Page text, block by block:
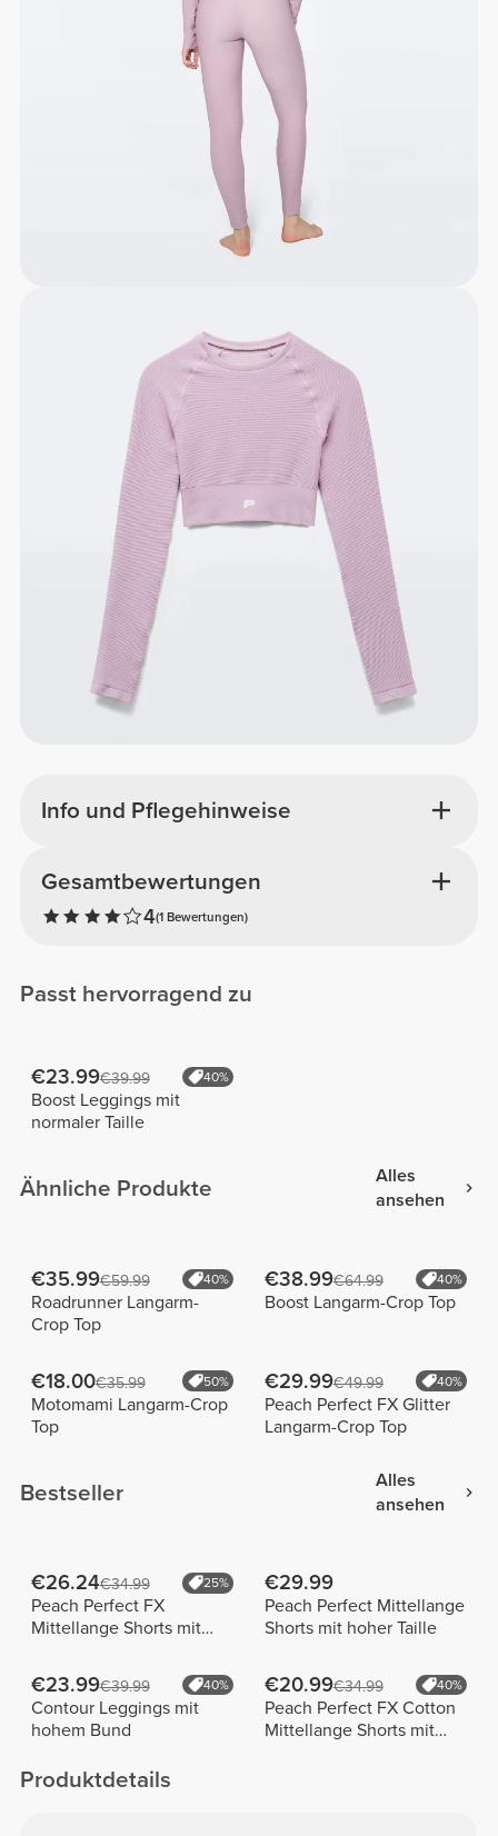
Info und Pflegehinweise
Gesamtbewertungen
4(1 Bewertungen)
Passt hervorragend zu
€23.99€39.99 40%
Boost Leggings mit
normaler Taille
Ähnliche Produkte
Alles
ansehen
€35.99€59.99 40%
Roadrunner Langarm-
Crop Top
€38.99€64.99 40%
Boost Langarm-Crop Top
€18.00€35.99 50%
Motomami Langarm-Crop
Top
€29.99€49.99 40%
Peach Perfect FX Glitter
Langarm-Crop Top
Bestseller
Alles
ansehen
€26.24€34.99 25%
Peach Perfect FX
Mittellange Shorts mit
€29.99
Peach Perfect Mittellange
Shorts mit hoher Taille
€23.99€39.99 40%
Contour Leggings mit
hohem Bund
€20.99€34.99 40%
Peach Perfect FX Cotton
Mittellange Shorts mit
Produktdetails